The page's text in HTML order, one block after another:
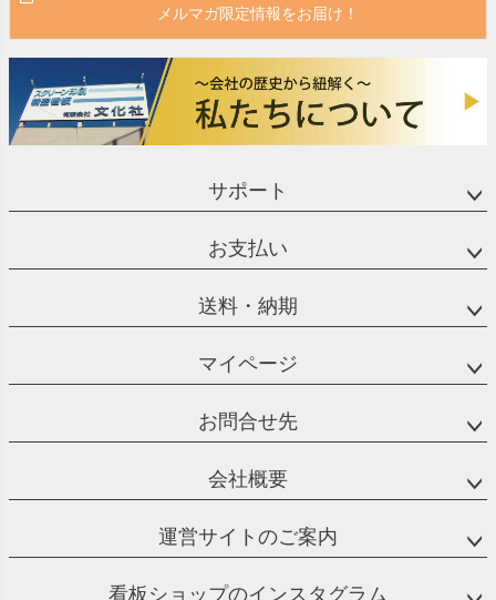
メルマガ限定情報をお届け！
サポート
お支払い
送料・納期
マイページ
お問合せ先
会社概要
運営サイトのご案内
看板ショップのインスタグラム